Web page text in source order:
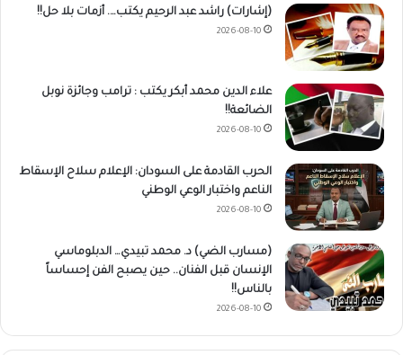
(إشارات) راشد عبد الرحيم يكتب…. أزمات بلا حل!!
2026-08-10
علاء الدين محمد أبكر يكتب : ترامب وجائزة نوبل
الضائعة!!
2026-08-10
الحرب القادمة على السودان: الإعلام سلاح الإسقاط
الناعم واختبار الوعي الوطني
2026-08-10
(مسارب الضي) د. محمد تبيدي… الدبلوماسي
الإنسان قبل الفنان.. حين يصبح الفن إحساساً
بالناس!!
2026-08-10